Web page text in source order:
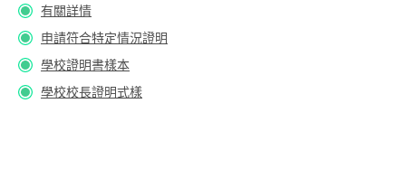
有關詳情
申請符合特定情況證明
學校證明書樣本
學校校長證明式樣